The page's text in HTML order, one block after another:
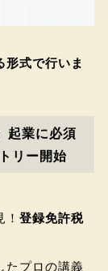
式で行いま
起業に必須
リー開始
登録免許税
たプロの講義